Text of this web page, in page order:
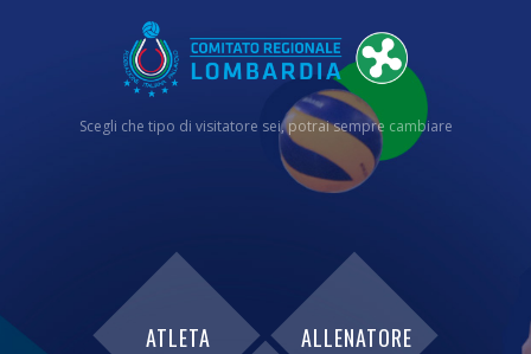
Scegli che tipo di visitatore sei, potrai sempre cambiare
ALLENATORE
ATLETA